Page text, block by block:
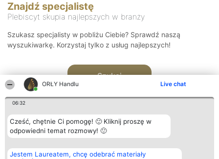
ORŁY Handlu Live chat
06:32
Cześć, chętnie Ci pomogę! 🙂 Kliknij proszę w
odpowiedni temat rozmowy! 🙂
Jestem Laureatem, chcę odebrać materiały
Znajdź specjalistę
Plebiscyt skupia najlepszych w branży
Szukasz specjalisty w pobliżu Ciebie? Sprawdź naszą
wyszukiwarkę. Korzystaj tylko z usług najlepszych!
Szukaj
Organizator plebiscytu
Bright Side Solutions sp. z o.
Plebiscyt
Laureaci
Kontakt
Kontakt